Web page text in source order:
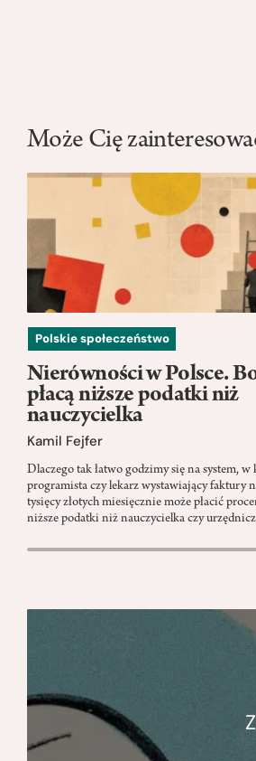
Może Cię
Polskie społeczeństwo
Nierówności w Polsce.
płacą niższe podatki niż
nauczycielka
Kamil Fejfer
Dlaczego tak łatwo godzimy się na system,
programista czy lekarz wystawiający faktury
tysięcy złotych miesięcznie może płacić
niższe podatki niż nauczycielka czy